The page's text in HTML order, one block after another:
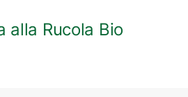
alla Rucola Bio